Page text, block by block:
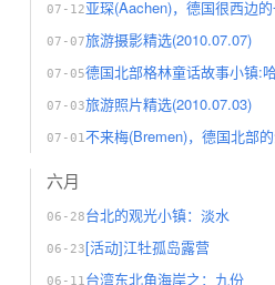
07-12亚琛(Aachen)，德国很西边
07-07旅游摄影精选(2010.07.07)
07-05德国北部格林童话故事小镇:
07-03旅游照片精选(2010.07.03)
07-01 不来梅(Bremen)，德国北部
六月
06-28台北的观光小镇：淡水
06-23[活动]江牡孤岛露营
06-11 台湾东北角海岸之：九份